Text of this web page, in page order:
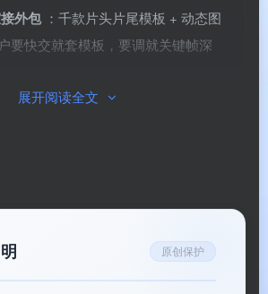
外包 ：千款片头片尾模板 + 动态图
要快交就套模板，要调就关键帧深
口播修音：AI 风噪去除 + AI 语音增
开头，出片快。
展开阅读全文
原创保护